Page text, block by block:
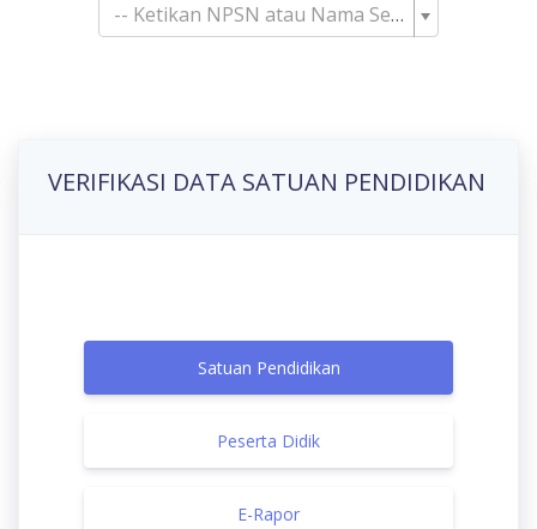
-- Ketikan NPSN atau Nama Sekolah--
VERIFIKASI DATA SATUAN PENDIDIKAN
Satuan Pendidikan
Peserta Didik
E-Rapor